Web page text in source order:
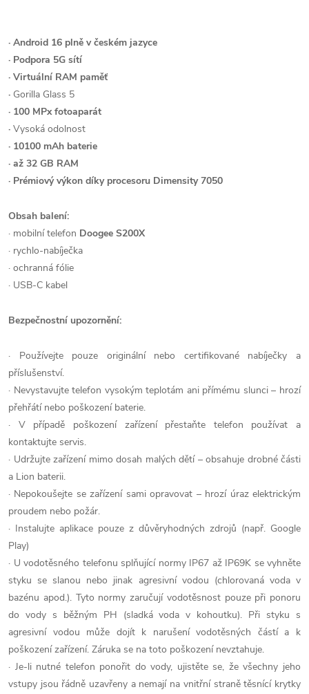
· Android 16 plně v českém jazyce
· Podpora 5G sítí
· Virtuální RAM paměť
· Gorilla Glass 5
· 100 MPx fotoaparát
· Vysoká odolnost
· 10100 mAh baterie
· až 32 GB RAM
· Prémiový výkon díky procesoru Dimensity 7050
Obsah balení:
· mobilní telefon Doogee S200X
· rychlo-nabíječka
· ochranná fólie
· USB-C kabel
Bezpečnostní upozornění:
· Používejte pouze originální nebo certifikované nabíječky a
příslušenství.
· Nevystavujte telefon vysokým teplotám ani přímému slunci – hrozí
přehřátí nebo poškození baterie.
· V případě poškození zařízení přestaňte telefon používat a
kontaktujte servis.
· Udržujte zařízení mimo dosah malých dětí – obsahuje drobné části
a Lion baterii.
· Nepokoušejte se zařízení sami opravovat – hrozí úraz elektrickým
proudem nebo požár.
· Instalujte aplikace pouze z důvěryhodných zdrojů (např. Google
Play)
· U vodotěsného telefonu splňující normy IP67 až IP69K se vyhněte
styku se slanou nebo jinak agresivní vodou (chlorovaná voda v
bazénu apod.). Tyto normy zaručují vodotěsnost pouze při ponoru
do vody s běžným PH (sladká voda v kohoutku). Při styku s
agresivní vodou může dojít k narušení vodotěsných částí a k
poškození zařízení. Záruka se na toto poškození nevztahuje.
· Je-li nutné telefon ponořit do vody, ujistěte se, že všechny jeho
vstupy jsou řádně uzavřeny a nemají na vnitřní straně těsnící krytky